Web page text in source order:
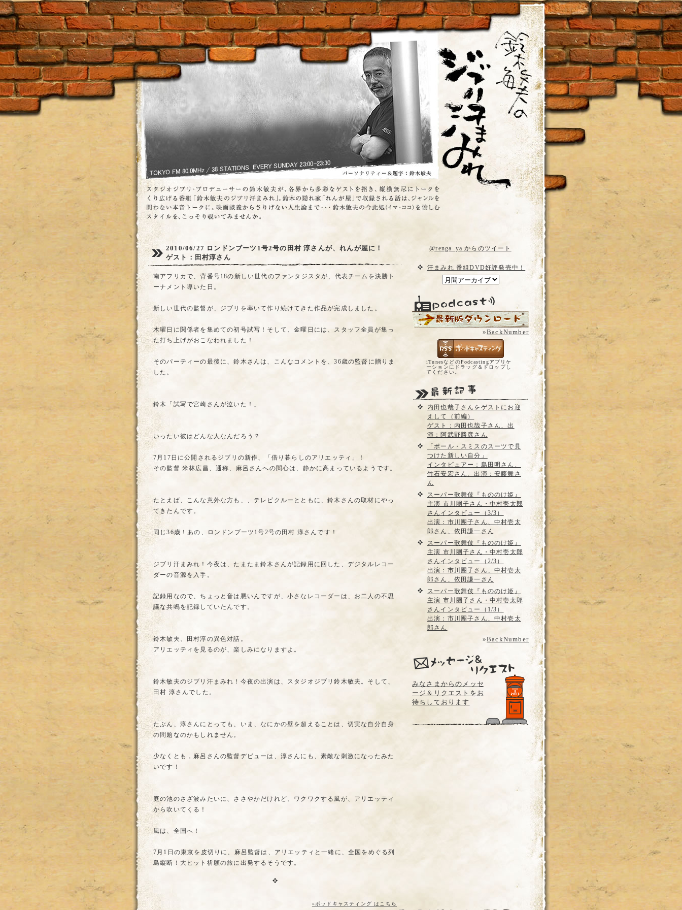
2010/06/27 ロンドンブーツ1号2号の田村 淳さんが、れんが屋に！
ゲスト：田村淳さん
南アフリカで、背番号18の新しい世代のファンタジスタが、代表チームを決勝ト
ーナメント導いた日。
新しい世代の監督が、ジブリを率いて作り続けてきた作品が完成しました。
木曜日に関係者を集めての初号試写！そして、金曜日には、スタッフ全員が集っ
た打ち上げがおこなわれました！
そのパーティーの最後に、鈴木さんは、こんなコメントを、36歳の監督に贈りま
した。
鈴木「試写で宮崎さんが泣いた！」
いったい彼はどんな人なんだろう？
7月17日に公開されるジブリの新作、「借り暮らしのアリエッティ」！
その監督 米林広昌、通称、麻呂さんへの関心は、静かに高まっているようです。
たとえば、こんな意外な方も、、テレビクルーとともに、鈴木さんの取材にやっ
てきたんです。
同じ36歳！あの、ロンドンブーツ1号2号の田村 淳さんです！
ジブリ汗まみれ！今夜は、たまたま鈴木さんが記録用に回した、デジタルレコー
ダーの音源を入手。
記録用なので、ちょっと音は悪いんですが、小さなレコーダーは、お二人の不思
議な共鳴を記録していたんです。
鈴木敏夫、田村淳の異色対話。
アリエッティを見るのが、楽しみになりますよ。
鈴木敏夫のジブリ汗まみれ！今夜の出演は、スタジオジブリ鈴木敏夫。そして、
田村 淳さんでした。
たぶん、淳さんにとっても、いま、なにかの壁を超えることは、切実な自分自身
の問題なのかもしれません。
少なくとも，麻呂さんの監督デビューは、淳さんにも、素敵な刺激になったみた
いです！
庭の池のさざ波みたいに、ささやかだけれど、ワクワクする風が、アリエッティ
から吹いてくる！
風は、全国へ！
7月1日の東京を皮切りに、麻呂監督は、アリエッティと一緒に、全国をめぐる列
島縦断！大ヒット祈願の旅に出発するそうです。
»ポッドキャスティング はこちら
@renga_ya からのツイート
汗まみれ 番組DVD好評発売中！
»BackNumber
iTunesなどのPodcastingアプリケ
ーションにドラッグ＆ドロップし
てください。
内田也哉子さんをゲストにお迎
えして（前編）
ゲスト：内田也哉子さん、出
演：阿武野勝彦さん
「ポール・スミスのスーツで見
つけた新しい自分」
インタビュアー：島田明さん、
竹石安宏さん、出演：安藤舞さ
ん
スーパー歌舞伎『もののけ姫』
主演 市川團子さん・中村壱太郎
さんインタビュー（3/3）
出演：市川團子さん、中村壱太
郎さん、依田謙一さん
スーパー歌舞伎『もののけ姫』
主演 市川團子さん・中村壱太郎
さんインタビュー（2/3）
出演：市川團子さん、中村壱太
郎さん、依田謙一さん
スーパー歌舞伎『もののけ姫』
主演 市川團子さん・中村壱太郎
さんインタビュー（1/3）
出演：市川團子さん、中村壱太
郎さん
»BackNumber
みなさまからのメッセ
ージ＆リクエストをお
待ちしております